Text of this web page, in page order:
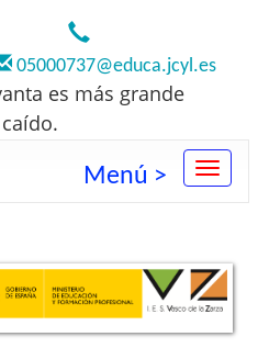
05000737@educa.jcyl.es
es más grande
Menú >